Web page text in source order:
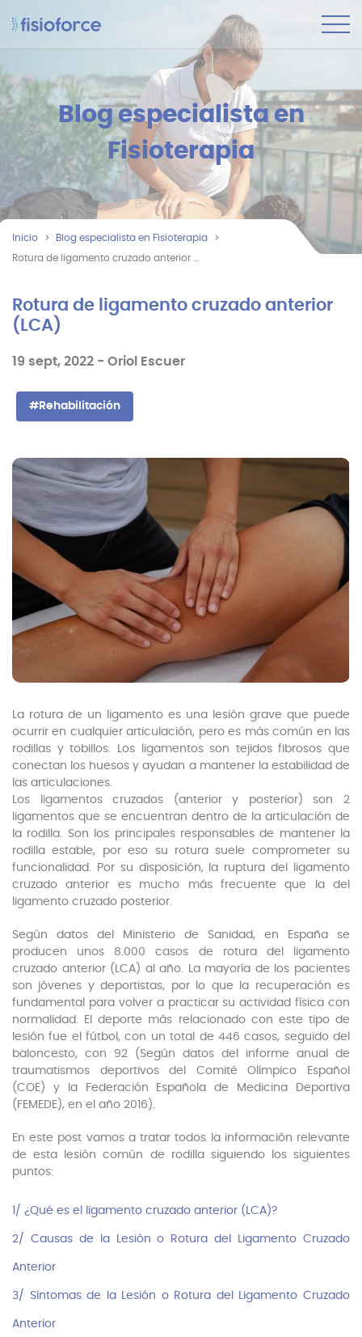
Blog especialista en
Fisioterapia
Inicio Blog especialista en Fisioterapia
Rotura de ligamento cruzado anterior
(LCA)
19 sept, 2022 - Oriol Escuer
#Rehabilitación
La rotura de un ligamento es una lesión grave que puede
ocurrir en cualquier articulación, pero es más común en las
rodillas y tobillos. Los ligamentos son tejidos fibrosos que
conectan los huesos y ayudan a mantener la estabilidad de
las articulaciones.
Los ligamentos cruzados (anterior y posterior) son 2
ligamentos que se encuentran dentro de la articulación de
la rodilla. Son los principales responsables de mantener la
rodilla estable, por eso su rotura suele comprometer su
funcionalidad. Por su disposición, la ruptura del ligamento
cruzado anterior es mucho más frecuente que la del
ligamento cruzado posterior.
Según datos del Ministerio de Sanidad, en España se
producen unos 8.000 casos de rotura del ligamento
cruzado anterior (LCA) al año. La mayoría de los pacientes
son jóvenes y deportistas, por lo que la recuperación es
fundamental para volver a practicar su actividad física con
normalidad. El deporte más relacionado con este tipo de
lesión fue el fútbol, con un total de 446 casos, seguido del
baloncesto, con 92 (Según datos del informe anual de
traumatismos deportivos del Comité Olímpico Español
(COE) y la Federación Española de Medicina Deportiva
(FEMEDE), en el año 2016).
En este post vamos a tratar todos la información relevante
de esta lesión común de rodilla siguiendo los siguientes
puntos:
1/ ¿Qué es el ligamento cruzado anterior (LCA)?
2/ Causas de la Lesión o Rotura del Ligamento Cruzado
Anterior
3/ Síntomas de la Lesión o Rotura del Ligamento Cruzado
Anterior